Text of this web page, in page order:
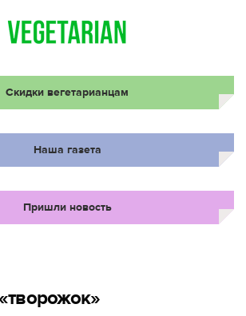
Скидки вегетарианцам
Наша газета
Пришли новость